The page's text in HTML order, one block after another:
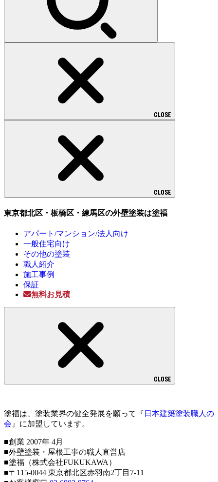
CLOSE
CLOSE
東京都北区・板橋区・練馬区の外壁塗装は塗福
アパート/マンション/法人向け
一般住宅向け
その他の塗装
職人紹介
施工事例
保証
無料お見積
CLOSE
塗福は、塗装業界の健全発展を願って『 日本建築塗装職人の
会 』に加盟しています。
■創業 2007年 4月
■外壁塗装・屋根工事の職人直営店
■塗福（株式会社FUKUKAWA）
■〒115-0044 東京都北区赤羽南2丁目7-11